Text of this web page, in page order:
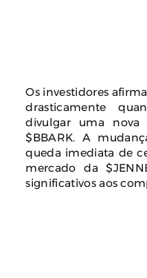
Os investidores
drasticamente
divulgar uma nova
$BBARK. A
queda imediata de
mercado da
significativos aos